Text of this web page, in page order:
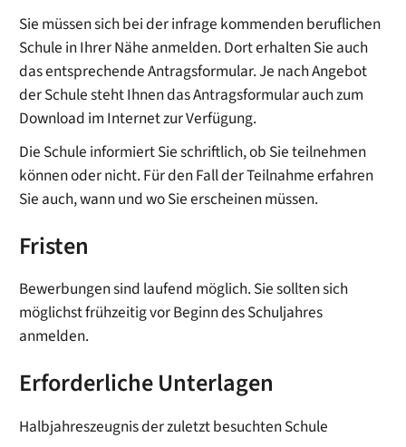
Sie müssen sich bei der infrage kommenden beruflichen
Schule in Ihrer Nähe anmelden. Dort erhalten Sie auch
das entsprechende Antragsformular.Je nach Angebot
der Schule steht Ihnen das Antragsformular auch zum
Download im Internet zur Verfügung.
Die Schule informiert Sie schriftlich, ob Sie teilnehmen
können oder nicht. Für den Fall der Teilnahme erfahren
Sie auch, wann und wo Sie erscheinen müssen.
Fristen
Bewerbungen sind laufend möglich. Sie sollten sich
möglichst frühzeitig vor Beginn des Schuljahres
anmelden.
Erforderliche Unterlagen
Halbjahreszeugnis der zuletzt besuchten Schule